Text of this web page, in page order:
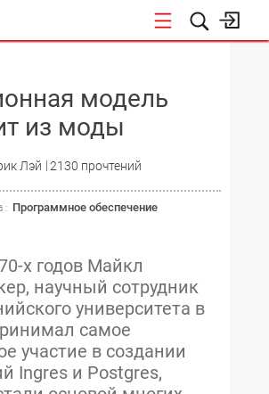
модель
из моды
Лэй 2130 прочтений
: Программное обеспечение
х годов Майкл
научный сотрудник
университета в
самое
участие в создании
Ingres и Postgres,